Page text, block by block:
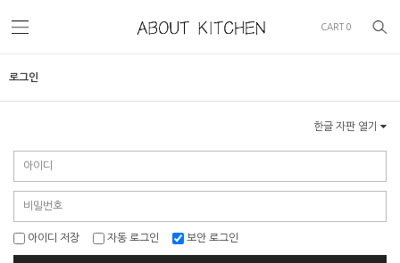
CART0
로그인
한글 자판 열기
아이디 저장 자동 로그인 보안 로그인